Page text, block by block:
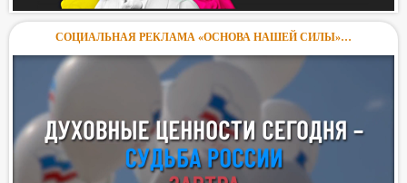
СОЦИАЛЬНАЯ РЕКЛАМА «ОСНОВА НАШЕЙ СИЛЫ»…